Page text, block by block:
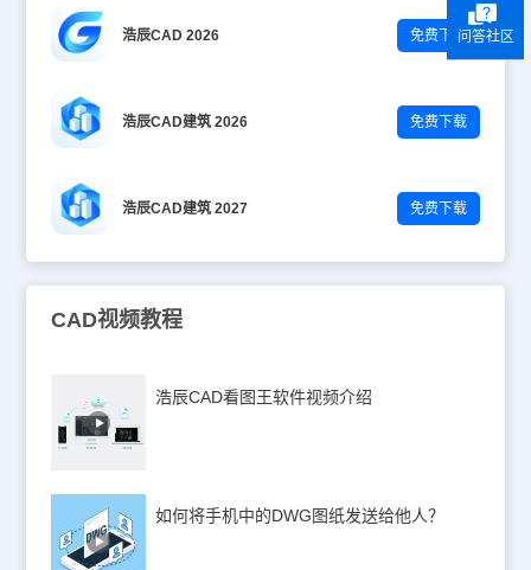
浩辰CAD 2026 免费下载
浩辰CAD建筑 2026 免费下载
浩辰CAD建筑 2027 免费下载
CAD视频教程
浩辰CAD看图王软件视频介绍
如何将手机中的DWG图纸发送给他人？
问答社区